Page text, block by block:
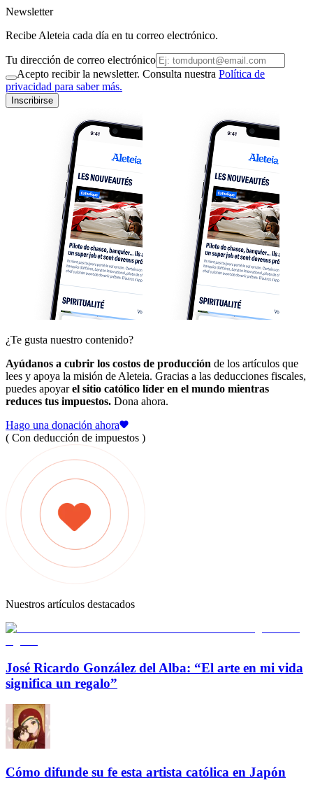
Newsletter
Recibe Aleteia cada día en tu correo electrónico.
Tu dirección de correo electrónico
Acepto recibir la newsletter. Consulta nuestra Política de
privacidad para saber más.
Inscribirse
¿Te gusta nuestro contenido?
Ayúdanos a cubrir los costos de producción de los artículos que
lees y apoya la misión de Aleteia. Gracias a las deducciones fiscales,
puedes apoyarel sitio católico líder en el mundo mientras
reduces tus impuestos. Dona ahora.
Hago una donación ahora
( Con deducción de impuestos )
Nuestros artículos destacados
José Ricardo González del Alba: “El arte en mi vida
significa un regalo”
Cómo difunde su fe esta artista católica en Japón